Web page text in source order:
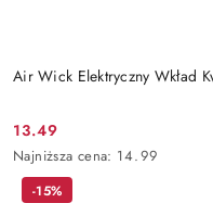
Air Wick Elektryczny Wkład
Cena
promocyjna:
13.49
Najniższa
cena
Najniższa cena: 14.99
-15%